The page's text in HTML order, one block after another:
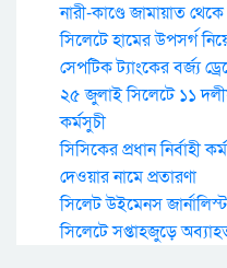
নারী-কাণ্ডে জামায়াত
সিলেটে হামের উপসর্গ
সেপটিক ট্যাংকের বর্জ্য
২৫ জুলাই সিলেটে ১১
কর্মসুচী
সিসিকের প্রধান নির্বাহী
দেওয়ার নামে প্রতারণা
সিলেট উইমেনস জার্নালিস্ট
সিলেটে সপ্তাহজুড়ে